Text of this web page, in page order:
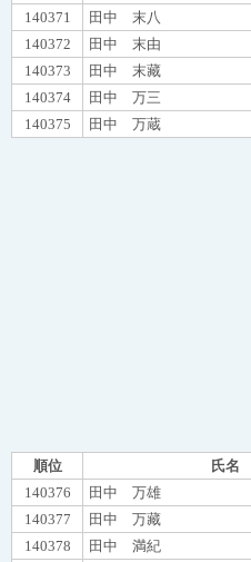
140371
田中 末八
140372
田中 末由
140373
田中 末藏
140374
田中 万三
140375
田中 万蔵
順位 氏名
140376
田中 万雄
140377
田中 万藏
140378
田中 満紀